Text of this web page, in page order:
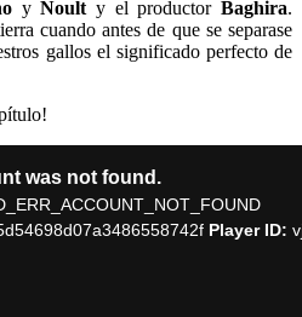
yNoult y el productorBaghira.
cuando antes de que se separase
gallos el significado perfecto de